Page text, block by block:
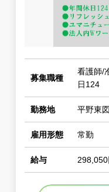
募集職種
看護師/
日124
勤務地 平野東
雇用形態 常勤
給与